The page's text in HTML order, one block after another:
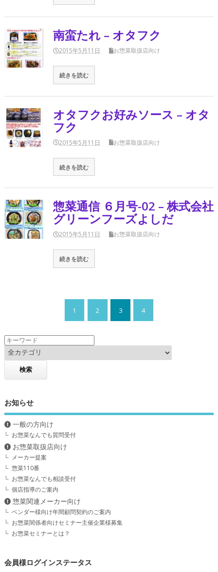
南蛮たれ – オタフク
2015年5月11日 お惣菜取扱店向け
続きを読む
オタフクお好みソース – オタ
フク
2015年5月11日 お惣菜取扱店向け
続きを読む
惣菜通信 ６月号-02 – 株式会社
グリーンフーズよしだ
2015年5月11日 お惣菜取扱店向け
続きを読む
1 2 3 4
お知らせ
一般の方向け
お惣菜なんでも質問受付
お惣菜取扱店向け
メーカー提案
惣菜110番
お惣菜なんでも相談受付
個店指導のご案内
惣菜関連メーカー向け
ベンダー様向け年間顧問契約のご案内
お惣菜関係者向けセミナー主催企業様募集
お惣菜セミナーとは？
会員様ログインステータス